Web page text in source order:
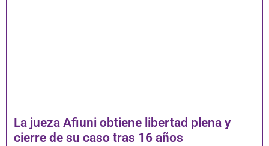
La jueza Afiuni obtiene libertad plena y
cierre de su caso tras 16 años